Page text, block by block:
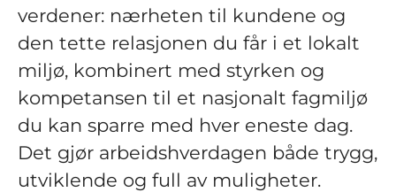
verdener: nærheten til kundene og
den tette relasjonen du får i et lokalt
miljø, kombinert med styrken og
kompetansen til et nasjonalt fagmiljø
du kan sparre med hver eneste dag.
Det gjør arbeidshverdagen både trygg,
utviklende og full av muligheter.